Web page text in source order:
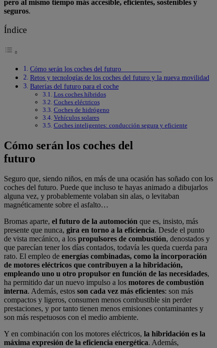
pero al mismo tiempo más accesible, eficientes, sostenibles y
seguros.
Índice
Cómo serán los coches del futuro
Retos y tecnologías de los coches del futuro y la nueva movilidad
Baterías del futuro para el coche
Los coches híbridos
Coches eléctricos
Coches de hidrógeno
Vehículos solares
Coches inteligentes: conducción segura y eficiente
Cómo serán los coches del
futuro
Seguro que, siendo niños, en más de una ocasión has soñado con los
coches del futuro. Puede que incluso te hayas animado a dibujarlos
alguna vez, y probablemente volaban sin alas, o levitaban
magnéticamente sobre el asfalto…
Bromas aparte, el futuro de la automoción que es, insisto, más
presente que nunca, gira en torno a la eficiencia. Desde el punto
de vista mecánico, a los propulsores de combustión, denostados y
que parecían tener los días contados, todavía les queda cuerda para
rato. El empleo de energías combinadas, como la incorporación
de motores eléctricos que contribuyen a la hibridación,
empleando uno u otro propulsor en función de las necesidades,
ha permitido dar un nuevo impulso a los motores de combustión
interna. Además, estos son cada vez más eficientes: son más
compactos y ligeros, consumen menos combustible sin perder
prestaciones, y por tanto tienen menos emisiones contaminantes y
son más respetuosos con el medio ambiente.
Y en combinación con los motores eléctricos, la hibridación es la
máxima expresión de la eficiencia energética. Además,